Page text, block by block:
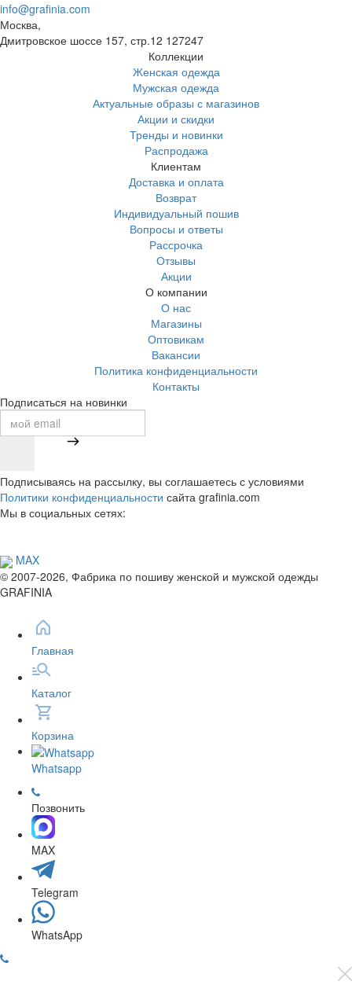
info@grafinia.com
Москва,
Дмитровское шоссе 157, стр.12 127247
Коллекции
Женская одежда
Мужская одежда
Актуальные образы с магазинов
Акции и скидки
Тренды и новинки
Распродажа
Клиентам
Доставка и оплата
Возврат
Индивидуальный пошив
Вопросы и ответы
Рассрочка
Отзывы
Акции
О компании
О нас
Магазины
Оптовикам
Вакансии
Политика конфиденциальности
Контакты
Подписаться на новинки
Подписываясь на рассылку, вы соглашаетесь с условиями
Политики конфиденциальности сайта grafinia.com
Мы в социальных сетях:
MAX
© 2007-2026, Фабрика по пошиву женской и мужской одежды
GRAFINIA
Главная
Каталог
Корзина
Whatsapp
Позвонить
MAX
Telegram
WhatsApp